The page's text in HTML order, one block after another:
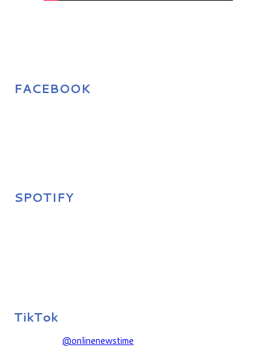
FACEBOOK
SPOTIFY
TikTok
@onlinenewstime